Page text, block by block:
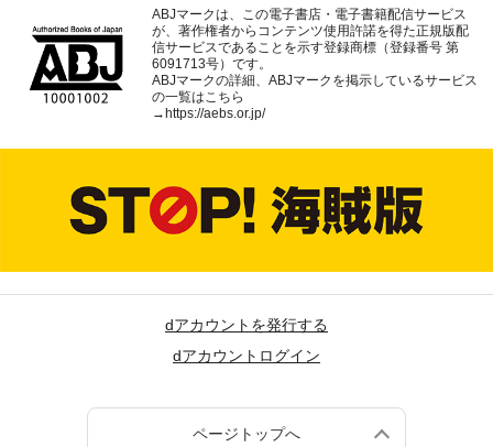
ABJマークは、この電子書店・電子書籍配信サービス
が、著作権者からコンテンツ使用許諾を得た正規版配
信サービスであることを示す登録商標（登録番号 第
6091713号）です。
ABJマークの詳細、ABJマークを掲示しているサービス
の一覧はこちら
→ https://aebs.or.jp/
dアカウントを発行する
dアカウントログイン
ページトップへ